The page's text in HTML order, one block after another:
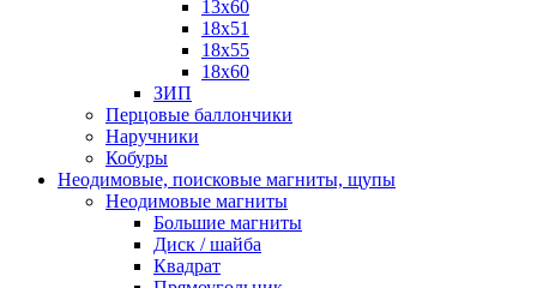
13х60
18х51
18х55
18х60
ЗИП
Перцовые баллончики
Наручники
Кобуры
Неодимовые, поисковые магниты, щупы
Неодимовые магниты
Большие магниты
Диск / шайба
Квадрат